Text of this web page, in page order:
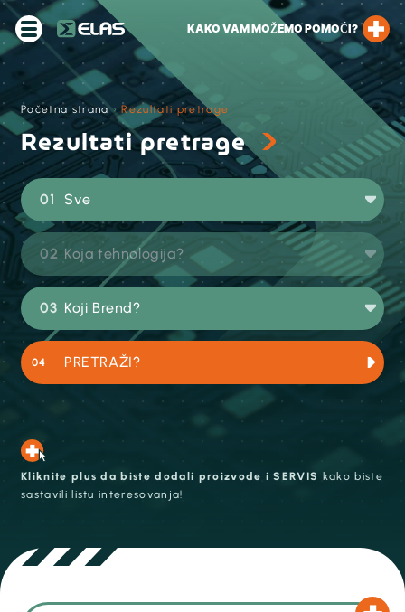
KAKO VAM MOŽEMO POMOĆI?
Početna strana›Rezultati pretrage
Rezultati pretrage
Sve
Koja tehnologija?
Koji Brend?
PRETRAŽI?
Kliknite plus da biste dodali proizvode i SERVIS kako biste
sastavili listu interesovanja!